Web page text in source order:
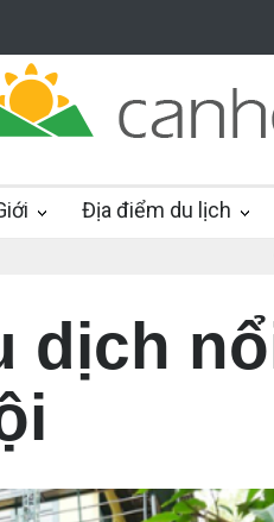
Địa điểm du lịch
dịch